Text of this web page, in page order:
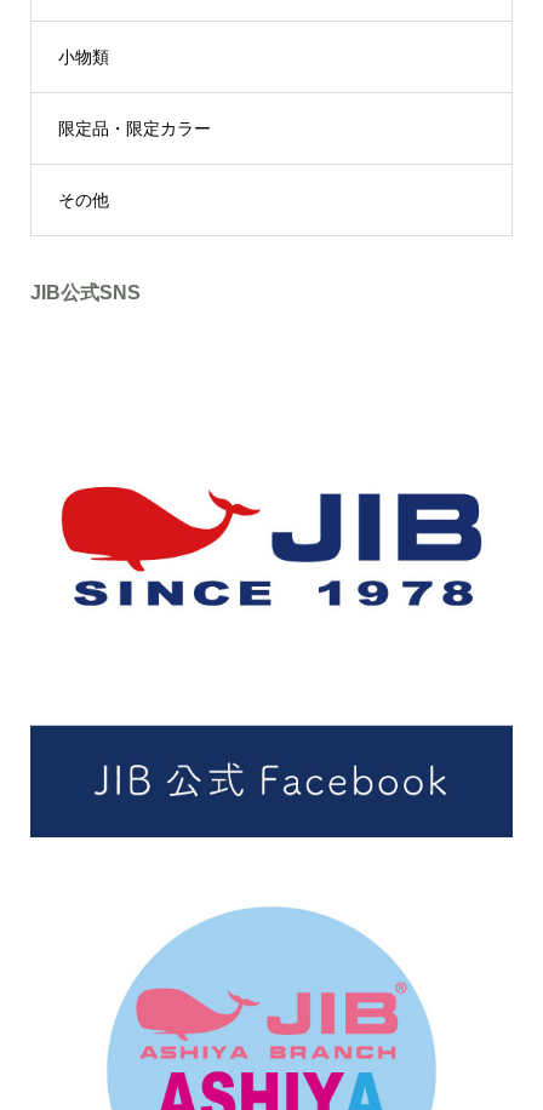
小物類
限定品・限定カラー
その他
JIB公式SNS